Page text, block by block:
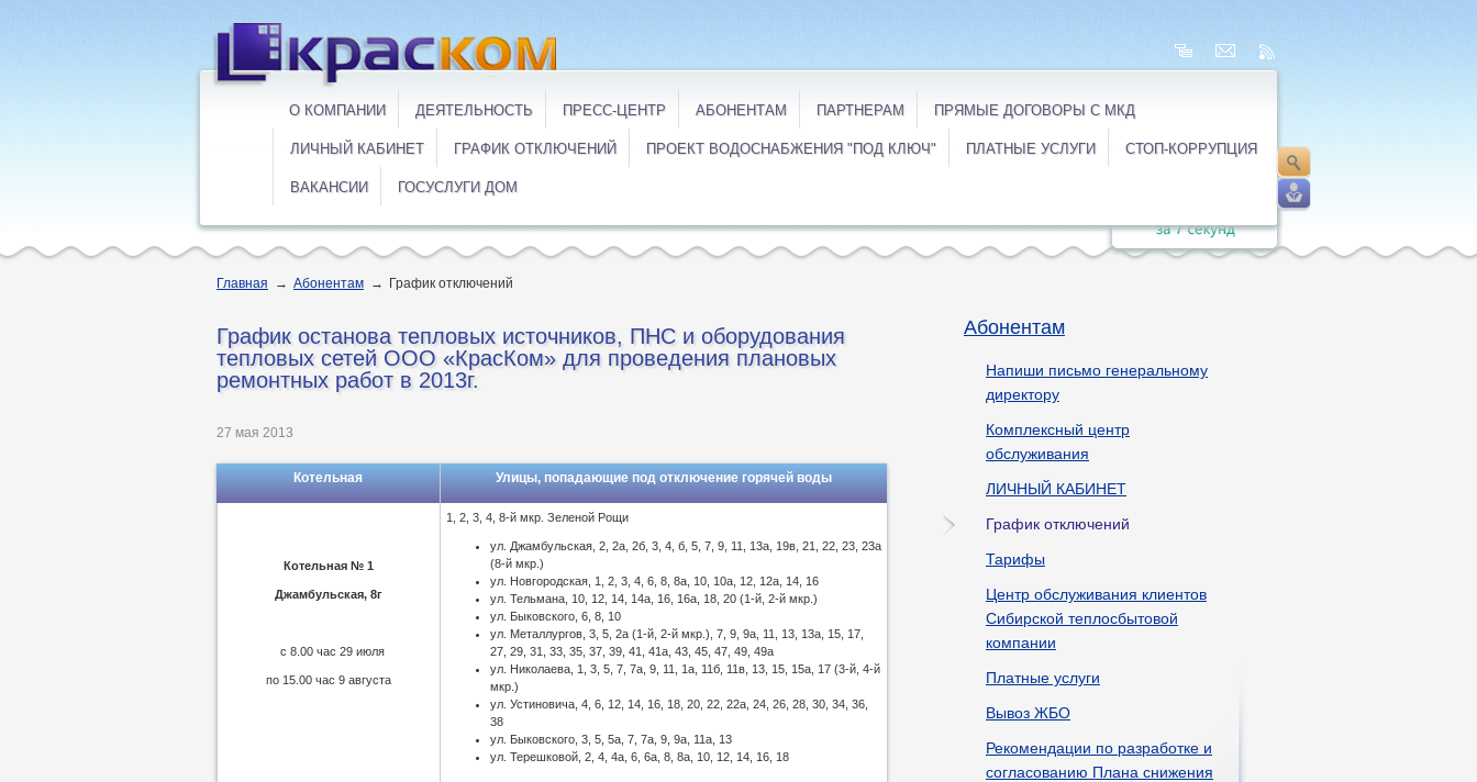
О КОМПАНИИ ДЕЯТЕЛЬНОСТЬ ПРЕСС-ЦЕНТР АБОНЕНТАМ ПАРТНЕРАМ ПРЯМЫЕ ДОГОВОРЫ С МКД
ЛИЧНЫЙ КАБИНЕТ ГРАФИК ОТКЛЮЧЕНИЙ ПРОЕКТ ВОДОСНАБЖЕНИЯ "ПОД КЛЮЧ" ПЛАТНЫЕ УСЛУГИ СТОП-КОРРУПЦИЯ
ВАКАНСИИ ГОСУСЛУГИ ДОМ
Главная → Абонентам → График отключений
График останова тепловых источников, ПНС и оборудования
тепловых сетей ООО «КрасКом» для проведения плановых
ремонтных работ в 2013г.
27 мая 2013
Котельная Улицы, попадающие под отключение горячей воды
Котельная № 1
Джамбульская, 8г
с 8.00 час 29 июля
по 15.00 час 9 августа
1, 2, 3, 4, 8-й мкр. Зеленой Рощи
ул. Джамбульская, 2, 2а, 2б, 3, 4, б, 5, 7, 9, 11, 13а, 19в, 21, 22, 23, 23а
(8-й мкр.)
ул. Новгородская, 1, 2, 3, 4, 6, 8, 8а, 10, 10а, 12, 12а, 14, 16
ул. Тельмана, 10, 12, 14, 14а, 16, 16а, 18, 20 (1-й, 2-й мкр.)
ул. Быковского, 6, 8, 10
ул. Металлургов, 3, 5, 2а (1-й, 2-й мкр.), 7, 9, 9а, 11, 13, 13а, 15, 17,
27, 29, 31, 33, 35, 37, 39, 41, 41а, 43, 45, 47, 49, 49а
ул. Николаева, 1, 3, 5, 7, 7а, 9, 11, 1а, 11б, 11в, 13, 15, 15а, 17 (3-й, 4-й
мкр.)
ул. Устиновича, 4, 6, 12, 14, 16, 18, 20, 22, 22а, 24, 26, 28, 30, 34, 36,
38
ул. Быковского, 3, 5, 5а, 7, 7а, 9, 9а, 11а, 13
ул. Терешковой, 2, 4, 4а, 6, 6а, 8, 8а, 10, 12, 14, 16, 18
Абонентам
Напиши письмо генеральному
директору
Комплексный центр
обслуживания
ЛИЧНЫЙ КАБИНЕТ
График отключений
Тарифы
Центр обслуживания клиентов
Сибирской теплосбытовой
компании
Платные услуги
Вывоз ЖБО
Рекомендации по разработке и
согласованию Плана снижения